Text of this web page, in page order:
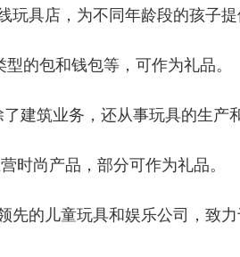
玩具店，为不同年龄段的孩子提
型的包和钱包等，可作为礼品。
了建筑业务，还从事玩具的生产
营时尚产品，部分可作为礼品。
先的儿童玩具和娱乐公司，致